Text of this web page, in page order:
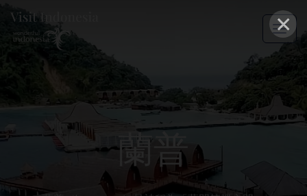
×
蘭普